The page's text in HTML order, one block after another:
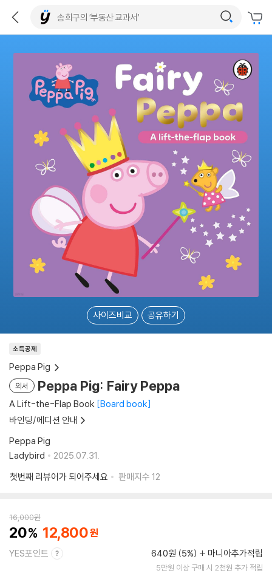
사이즈비교 공유하기
소득공제
Peppa Pig
외서 Peppa Pig: Fairy Peppa
A Lift-the-Flap Book Board book
바인딩/에디션 안내
Peppa Pig
Ladybird
2025.07.31.
첫번째 리뷰어가 되어주세요
판매지수 12
16,000원
20 12,800
YES포인트 640원 (5%) 마니아추가적립
5만원 이상 구매 시 2천원 추가 적립